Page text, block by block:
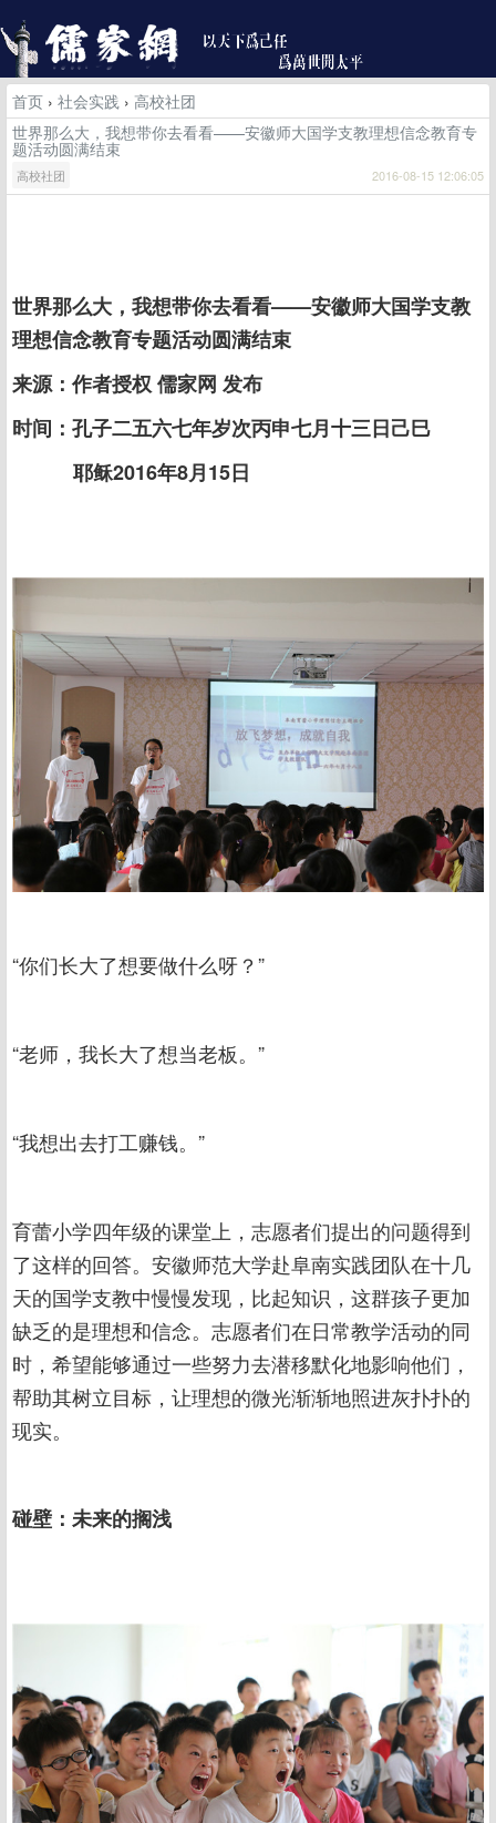
首页 › 社会实践 › 高校社团
世界那么大，我想带你去看看——安徽师大国学支教理想信念教育专
题活动圆满结束
高校社团 2016-08-15 12:06:05
世界那么大，我想带你去看看——安徽师大国学支教
理想信念教育专题活动圆满结束
来源：作者授权 儒家网 发布
时间：孔子二五六七年岁次丙申七月十三日己巳
耶稣2016年8月15日
“你们长大了想要做什么呀？”
“老师，我长大了想当老板。”
“我想出去打工赚钱。”
育蕾小学四年级的课堂上，志愿者们提出的问题得到
了这样的回答。安徽师范大学赴阜南实践团队在十几
天的国学支教中慢慢发现，比起知识，这群孩子更加
缺乏的是理想和信念。志愿者们在日常教学活动的同
时，希望能够通过一些努力去潜移默化地影响他们，
帮助其树立目标，让理想的微光渐渐地照进灰扑扑的
现实。
碰壁：未来的搁浅